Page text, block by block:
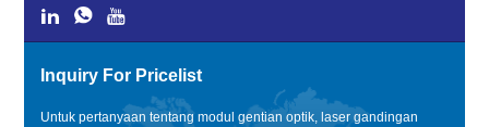
Inquiry For Pricelist
Untuk pertanyaan tentang modul gentian optik, laser gandingan